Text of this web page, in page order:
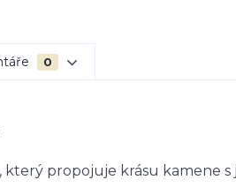
0
propojuje krásu kamene